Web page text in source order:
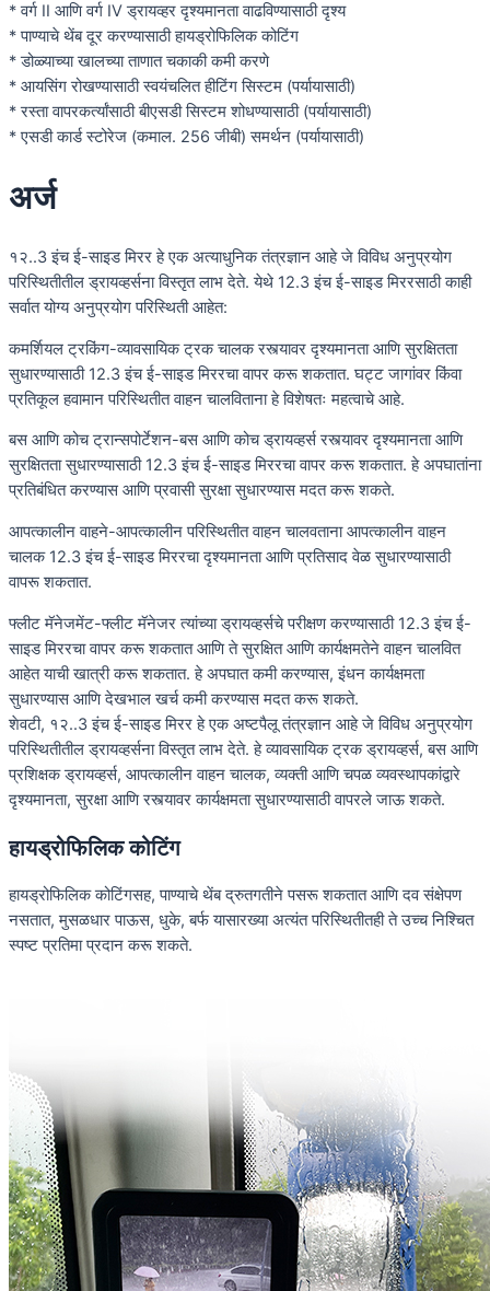
* वर्ग II आणि वर्ग IV ड्रायव्हर दृश्यमानता वाढविण्यासाठी दृश्य
* पाण्याचे थेंब दूर करण्यासाठी हायड्रोफिलिक कोटिंग
* डोळ्याच्या खालच्या ताणात चकाकी कमी करणे
* आयसिंग रोखण्यासाठी स्वयंचलित हीटिंग सिस्टम (पर्यायासाठी)
* रस्ता वापरकर्त्यांसाठी बीएसडी सिस्टम शोधण्यासाठी (पर्यायासाठी)
* एसडी कार्ड स्टोरेज (कमाल. 256 जीबी) समर्थन (पर्यायासाठी)
अर्ज
१२..3 इंच ई-साइड मिरर हे एक अत्याधुनिक तंत्रज्ञान आहे जे विविध अनुप्रयोग
परिस्थितीतील ड्रायव्हर्सना विस्तृत लाभ देते. येथे 12.3 इंच ई-साइड मिररसाठी काही
सर्वात योग्य अनुप्रयोग परिस्थिती आहेत:
कमर्शियल ट्रकिंग-व्यावसायिक ट्रक चालक रस्त्यावर दृश्यमानता आणि सुरक्षितता
सुधारण्यासाठी 12.3 इंच ई-साइड मिररचा वापर करू शकतात. घट्ट जागांवर किंवा
प्रतिकूल हवामान परिस्थितीत वाहन चालविताना हे विशेषतः महत्वाचे आहे.
बस आणि कोच ट्रान्सपोर्टेशन-बस आणि कोच ड्रायव्हर्स रस्त्यावर दृश्यमानता आणि
सुरक्षितता सुधारण्यासाठी 12.3 इंच ई-साइड मिररचा वापर करू शकतात. हे अपघातांना
प्रतिबंधित करण्यास आणि प्रवासी सुरक्षा सुधारण्यास मदत करू शकते.
आपत्कालीन वाहने-आपत्कालीन परिस्थितीत वाहन चालवताना आपत्कालीन वाहन
चालक 12.3 इंच ई-साइड मिररचा दृश्यमानता आणि प्रतिसाद वेळ सुधारण्यासाठी
वापरू शकतात.
फ्लीट मॅनेजमेंट-फ्लीट मॅनेजर त्यांच्या ड्रायव्हर्सचे परीक्षण करण्यासाठी 12.3 इंच ई-
साइड मिररचा वापर करू शकतात आणि ते सुरक्षित आणि कार्यक्षमतेने वाहन चालवित
आहेत याची खात्री करू शकतात. हे अपघात कमी करण्यास, इंधन कार्यक्षमता
सुधारण्यास आणि देखभाल खर्च कमी करण्यास मदत करू शकते.
शेवटी, १२..3 इंच ई-साइड मिरर हे एक अष्टपैलू तंत्रज्ञान आहे जे विविध अनुप्रयोग
परिस्थितीतील ड्रायव्हर्सना विस्तृत लाभ देते. हे व्यावसायिक ट्रक ड्रायव्हर्स, बस आणि
प्रशिक्षक ड्रायव्हर्स, आपत्कालीन वाहन चालक, व्यक्ती आणि चपळ व्यवस्थापकांद्वारे
दृश्यमानता, सुरक्षा आणि रस्त्यावर कार्यक्षमता सुधारण्यासाठी वापरले जाऊ शकते.
हायड्रोफिलिक कोटिंग
हायड्रोफिलिक कोटिंगसह, पाण्याचे थेंब द्रुतगतीने पसरू शकतात आणि दव संक्षेपण
नसतात, मुसळधार पाऊस, धुके, बर्फ यासारख्या अत्यंत परिस्थितीतही ते उच्च निश्चित
स्पष्ट प्रतिमा प्रदान करू शकते.